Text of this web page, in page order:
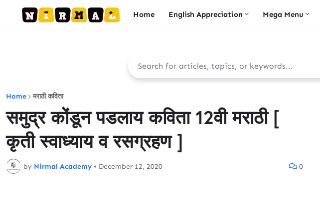
Home English Appreciation Mega Menu
Home मराठी कविता
समुद्र कोंडून पडलाय कविता 12वी मराठी [
कृती स्वाध्याय व रसग्रहण ]
by Nirmal Academy • December 12, 2020 0